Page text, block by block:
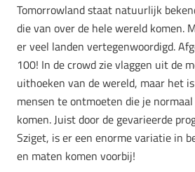
Tomorrowland staat natuurlijk
die van over de hele wereld komen.
er veel landen vertegenwoordigd.
100! In de crowd zie vlaggen uit de
uithoeken van de wereld, maar het
mensen te ontmoeten die je
komen. Juist door de gevarieerde
Sziget, is er een enorme variatie in
en maten komen voorbij!